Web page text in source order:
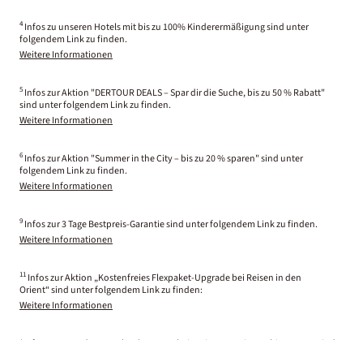
4 Infos zu unseren Hotels mit bis zu 100% Kinderermäßigung sind unter
folgendem Link zu finden.
Weitere Informationen
5 Infos zur Aktion "DERTOUR DEALS – Spar dir die Suche, bis zu 50 % Rabatt"
sind unter folgendem Link zu finden.
Weitere Informationen
6 Infos zur Aktion "Summer in the City – bis zu 20 % sparen" sind unter
folgendem Link zu finden.
Weitere Informationen
9 Infos zur 3 Tage Bestpreis-Garantie sind unter folgendem Link zu finden.
Weitere Informationen
11 Infos zur Aktion „Kostenfreies Flexpaket-Upgrade bei Reisen in den
Orient“ sind unter folgendem Link zu finden:
Weitere Informationen